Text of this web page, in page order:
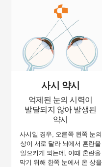
사시 약시
억제된 눈의 시력이
발달되지 않아 발생된
약시
사시일 경우, 오른쪽 왼쪽 눈의
상이 서로 달라 뇌에서 혼란을
일으키게 되는데, 이때 혼란을
막기 위해 한쪽 눈에서 온 상을